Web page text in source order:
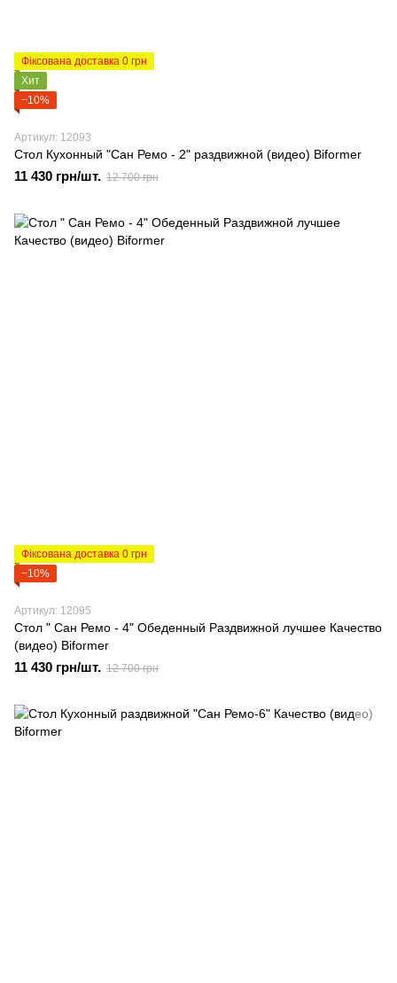
Фіксована доставка 0 грн
Хит
−10%
Артикул: 12093
Стол Кухонный "Сан Ремо - 2" раздвижной (видео) Biformer
11 430 грн/шт. 12 700 грн
Фіксована доставка 0 грн
−10%
Артикул: 12095
Стол " Сан Ремо - 4" Обеденный Раздвижной лучшее Качество
(видео) Biformer
11 430 грн/шт. 12 700 грн